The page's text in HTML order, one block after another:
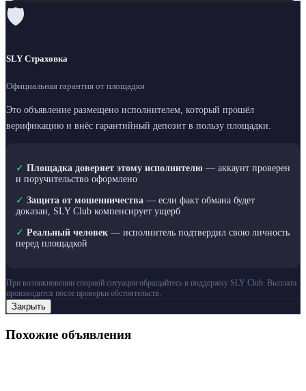
🛡
SLY Страховка
Официальная гарантия от площадки
Это объявление размещено исполнителем, который прошёл
верификацию и внёс гарантийный депозит в пользу площадки.
✓ Площадка доверяет этому исполнителю — аккаунт проверен
и поручительство оформлено
✓ Защита от мошенничества — если факт обмана будет
доказан, SLY Club компенсирует ущерб
✓ Реальный человек — исполнитель подтвердил свою личность
перед площадкой
При возникновении спорной ситуации обращайтесь в поддержку SLY Club. Выплата
производится после проверки обстоятельств.
Закрыть
Похожие объявления